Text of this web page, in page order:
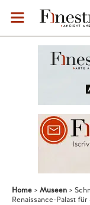
Home Museen
Renaissance-Palast